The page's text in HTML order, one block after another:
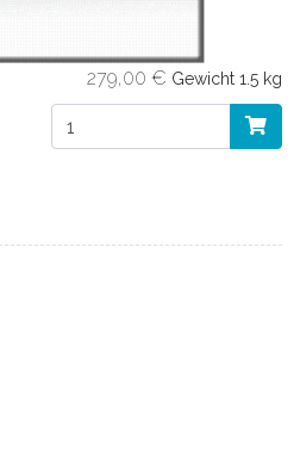
279,00 € Gewicht 1.5 kg